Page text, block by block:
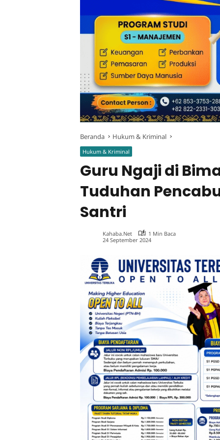
Beranda Hukum & Kriminal
Hukum & Kriminal
Guru Ngaji di
Tuduhan
Santri
Kahaba.net
1 Min Baca
24 September 2024